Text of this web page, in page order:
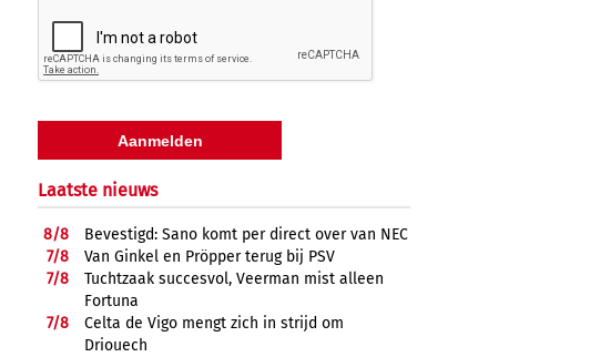
Laatste nieuws
8/8
Bevestigd: Sano komt per direct over van NEC
7/8
Van Ginkel en Pröpper terug bij PSV
7/8
Tuchtzaak succesvol, Veerman mist alleen
Fortuna
7/8
Celta de Vigo mengt zich in strijd om
Driouech